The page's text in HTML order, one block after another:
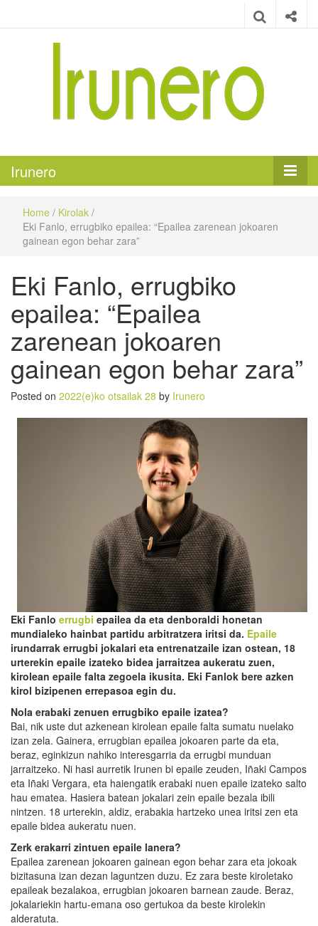
Irunero
Home / Kirolak /
Eki Fanlo, errugbiko epailea: “Epailea zarenean jokoaren
gainean egon behar zara”
Eki Fanlo, errugbiko
epailea: “Epailea
zarenean jokoaren
gainean egon behar zara”
Posted on 2022(e)ko otsailak 28 by Irunero
Eki Fanlo errugbi epailea da eta denboraldi honetan
mundialeko hainbat partidu arbitratzera iritsi da. Epaile
irundarrak errugbi jokalari eta entrenatzaile izan ostean, 18
urterekin epaile izateko bidea jarraitzea aukeratu zuen,
kirolean epaile falta zegoela ikusita. Eki Fanlok bere azken
kirol bizipenen errepasoa egin du.
Nola erabaki zenuen errugbiko epaile izatea?
Bai, nik uste dut azkenean kirolean epaile falta sumatu nuelako
izan zela. Gainera, errugbian epailea jokoaren parte da eta,
beraz, eginkizun nahiko interesgarria da errugbi munduan
jarraitzeko. Ni hasi aurretik Irunen bi epaile zeuden, Iñaki Campos
eta Iñaki Vergara, eta haiengatik erabaki nuen epaile izateko salto
hau ematea. Hasiera batean jokalari zein epaile bezala ibili
nintzen. 18 urterekin, aldiz, erabakia hartzeko unea iritsi zen eta
epaile bidea aukeratu nuen.
Zerk erakarri zintuen epaile lanera?
Epailea zarenean jokoaren gainean egon behar zara eta jokoak
bizitasuna izan dezan laguntzen duzu. Ez zara beste kiroletako
epaileak bezalakoa, errugbian jokoaren barnean zaude. Beraz,
jokalariekin hartu-emana oso gertukoa da beste kirolekin
alderatuta.